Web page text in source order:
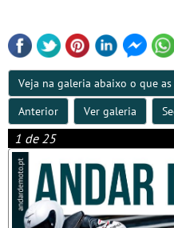
Veja na galeria abaixo o que
Anterior
Ver galeria
1 de 25